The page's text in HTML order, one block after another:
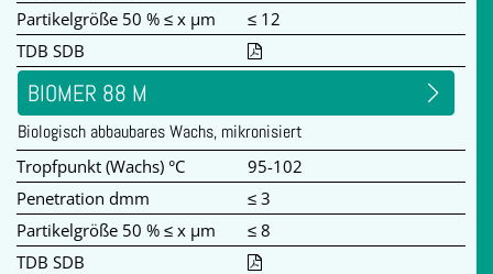
Partikelgröße 50 % ≤ x µm
≤ 12
TDB SDB
BIOMER 88 M
Biologisch abbaubares Wachs, mikronisiert
Tropfpunkt (Wachs) °C
95-102
Penetration dmm
≤ 3
Partikelgröße 50 % ≤ x µm
≤ 8
TDB SDB